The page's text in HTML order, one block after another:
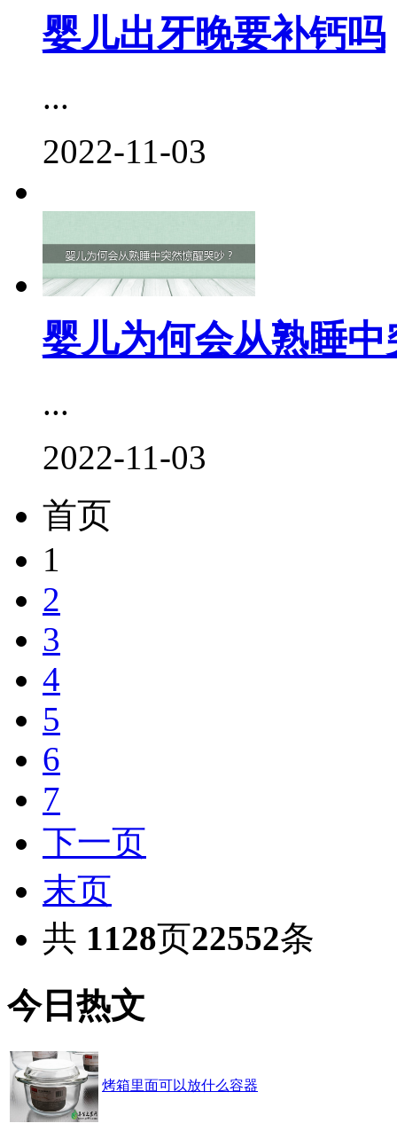
婴儿出牙晚要补钙吗
...
2022-11-03
婴儿为何会从熟睡
...
2022-11-03
首页
1
2
3
4
5
6
7
下一页
末页
共 1128页22552条
今日热文
烤箱里面可以放什么容器